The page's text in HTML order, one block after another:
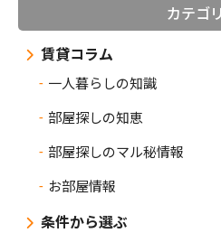
カテゴ
賃貸コラム
一人暮らしの知識
部屋探しの知恵
部屋探しのマル秘情報
お部屋情報
条件から選ぶ